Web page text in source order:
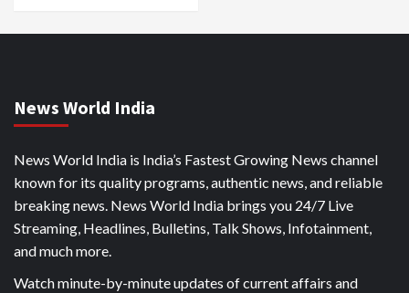
News World India
News World India is India’s Fastest Growing News channel
known for its quality programs, authentic news, and reliable
breaking news. News World India brings you 24/7 Live
Streaming, Headlines, Bulletins, Talk Shows, Infotainment,
and much more.
Watch minute-by-minute updates of current affairs and